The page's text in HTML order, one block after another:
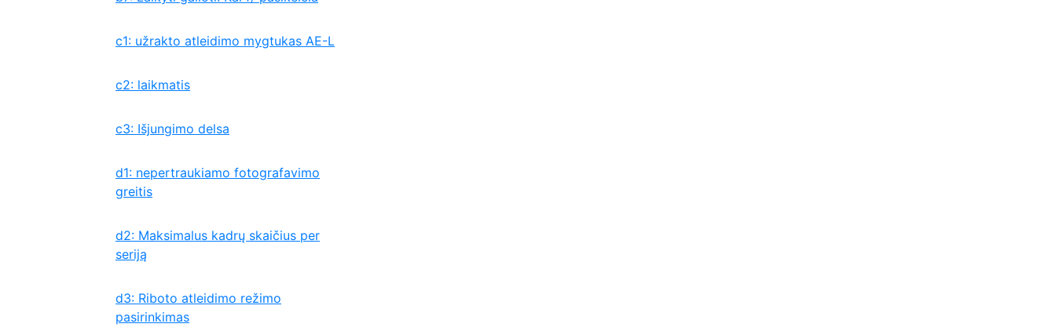
c1: užrakto atleidimo mygtukas AE-L
c2: laikmatis
c3: Išjungimo delsa
d1: nepertraukiamo fotografavimo
greitis
d2: Maksimalus kadrų skaičius per
seriją
d3: Riboto atleidimo režimo
pasirinkimas